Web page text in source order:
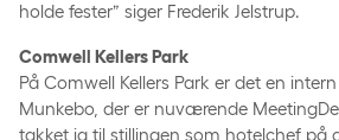
holde fester” siger Frederik Jelstrup.
Comwell Kellers Park
På Comwell Kellers Park er det en
Munkebo, der er nuværende
takket ja til stillingen som hotelchef på